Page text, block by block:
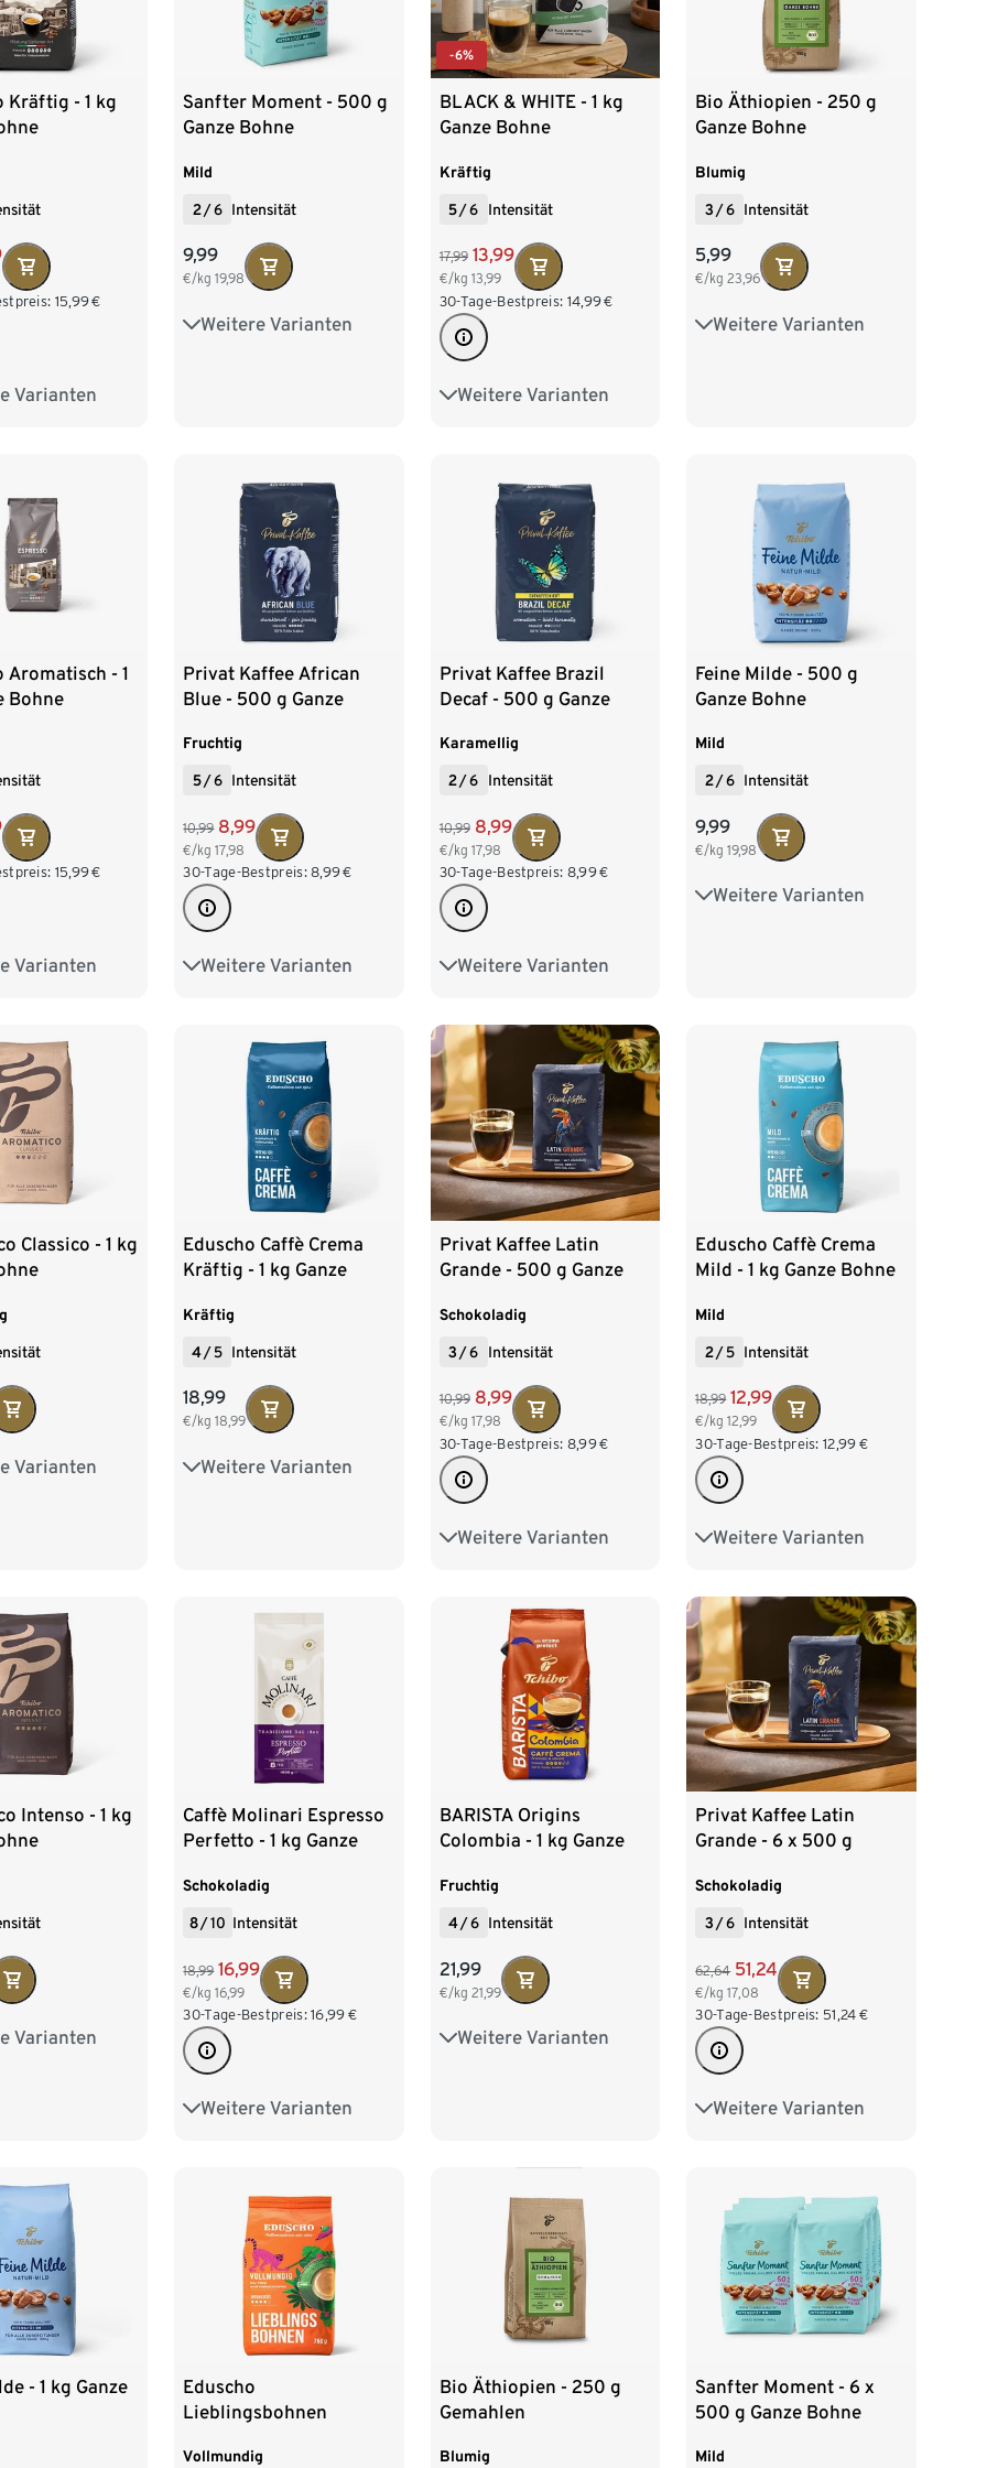
Kräftig - 1 kg
15,99€
Varianten
Bohne
Bohne
Sanfter Moment - 500 g
Ganze Bohne
Mild
2/6 Intensität
9,99
€/kg19,98
Weitere Varianten
6 x 500 g Ganze Bohne
-6%
BLACK & WHITE - 1 kg
Ganze Bohne
Kräftig
5/6 Intensität
17,99 13,99
€/kg 13,99
30-Tage-Bestpreis: 14,99€
Weitere Varianten
6 x 1 kg Ganze Bohne
1 kg Gemahlen
4 x 1 kg Gemahlen
9 x 500 g Gemahlen
Bio Äthiopien - 250 g
Ganze Bohne
Blumig
3 /6 Intensität
5,99
€/kg23,96
Weitere Varianten
2 x 250 g Ganze Bohne
10 x 250 g Gemahlen
Aromatisch - 1
Bohne
15,99€
Varianten
Bohne
Bohne
Bohne
Privat Kaffee African
Blue - 500 g Ganze
Fruchtig
5/6 Intensität
10,99 8,99
€/kg17,98
30-Tage-Bestpreis: 8,99€
Weitere Varianten
6 x 500 g Ganze Bohne
9 x 500 g Gemahlen
Privat Kaffee Brazil
Decaf - 500 g Ganze
Karamellig
2/6 Intensität
10,99 8,99
€/kg 17,98
30-Tage-Bestpreis: 8,99€
Weitere Varianten
6 x 500 g Ganze Bohne
Feine Milde - 500 g
Ganze Bohne
Mild
2/6 Intensität
9,99
€/kg19,98
Weitere Varianten
1 kg Ganze Bohne
500 g Gemahlen
1 kg Gemahlen
4 x 1 kg Gemahlen
9 x 500 g Gemahlen
Classico - 1 kg
Varianten
Bohne
Eduscho Caffè Crema
Kräftig - 1 kg Ganze
Kräftig
4/5 Intensität
18,99
€/kg18,99
Weitere Varianten
8 x 1 kg Ganze Bohne
Privat Kaffee Latin
Grande - 500 g Ganze
Schokoladig
3 /6 Intensität
10,99 8,99
€/kg 17,98
30-Tage-Bestpreis: 8,99€
Weitere Varianten
6 x 500 g Ganze Bohne
9 x 500 g Gemahlen
Eduscho Caffè Crema
Mild - 1 kg Ganze Bohne
Mild
2/5 Intensität
18,99 12,99
€/kg12,99
30-Tage-Bestpreis: 12,99 €
Weitere Varianten
8 x 1 kg Ganze Bohne
Intenso - 1 kg
Varianten
Bohne
Caffè Molinari Espresso
Perfetto - 1 kg Ganze
Schokoladig
8/10 Intensität
18,99 16,99
€/kg16,99
30-Tage-Bestpreis: 16,99 €
Weitere Varianten
8 x 1 kg Ganze Bohne
BARISTA Origins
Colombia - 1 kg Ganze
Fruchtig
4/6 Intensität
21,99
€/kg 21,99
Weitere Varianten
2 x 1 kg Ganze Bohne
Privat Kaffee Latin
Grande - 6 x 500 g
Schokoladig
3 /6 Intensität
62,64 51,24
€/kg17,08
30-Tage-Bestpreis: 51,24 €
Weitere Varianten
500 g Ganze Bohne
9 x 500 g Gemahlen
- 1 kg Ganze
Eduscho
Lieblingsbohnen
Ganze Bohne
Vollmundig
Bio Äthiopien - 250 g
Gemahlen
Blumig
Sanfter Moment - 6 x
500 g Ganze Bohne
Mild